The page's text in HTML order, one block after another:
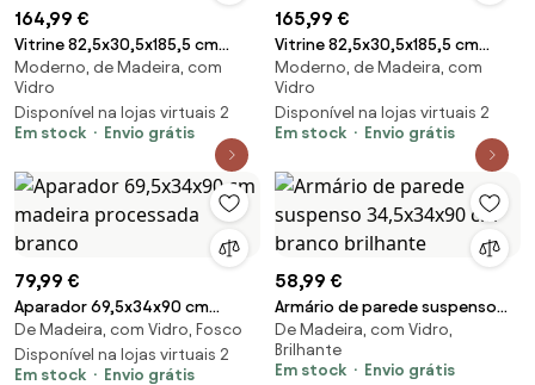
164,99 €
Vitrine 82,5x30,5x185,5 cm
derivados madeira cinzento
sonoma
Moderno, de Madeira, com
Vidro
Disponível na lojas virtuais 2
Em stock
Envio grátis
165,99 €
Vitrine 82,5x30,5x185,5 cm
derivados de madeira carvalho
fumado
Moderno, de Madeira, com
Vidro
Disponível na lojas virtuais 2
Em stock
Envio grátis
79,99 €
Aparador 69,5x34x90 cm
madeira processada branco
De Madeira, com Vidro, Fosco
Disponível na lojas virtuais 2
Em stock
Envio grátis
58,99 €
Armário de parede suspenso
34,5x34x90 cm branco
brilhante
De Madeira, com Vidro,
Brilhante
Em stock
Envio grátis